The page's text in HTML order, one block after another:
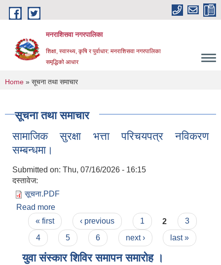
Skip to main content
मनराशिसवा नगरपालिका
शिक्षा, स्वास्थ्य, कृषि र पुर्वाधार: मनराशिसवा नगरपालिका
समृद्धिको आधार
You are here
Home » सूचना तथा समाचार
सूचना तथा समाचार
सामाजिक सुरक्षा भत्ता परिचयपत्र नविकरण
सम्बन्धमा।
Submitted on: Thu, 07/16/2026 - 16:15
दस्तावेज:
सूचना.PDF
Read more
सम्बन्धमा।
Pages
« first ‹ previous 1 2
3
4
5 6 next › last »
युवा संस्कार शिविर समापन समारोह ।